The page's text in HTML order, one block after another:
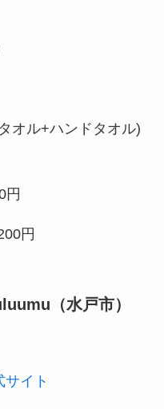
オル+ハンドタオル)
円
円
（水戸市）
イト